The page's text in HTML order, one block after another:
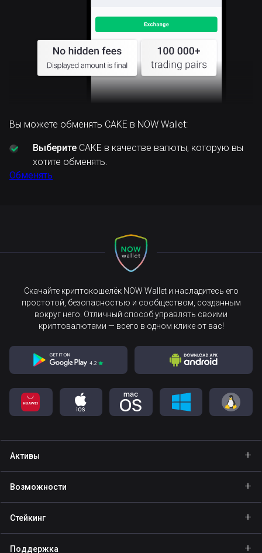
Вы можете обменять CAKE в NOW Wallet:
Выберите CAKE в качестве валюты, которую вы
хотите обменять.
Обменять
Скачайте криптокошелёк NOW Wallet и насладитесь его
простотой, безопасностью и сообществом, созданным
вокруг него. Отличный способ управлять своими
криптовалютами — всего в одном клике от вас!
Активы
Кошелёк Binance Coin
Возможности
Private send
Стейкинг
Поддержка